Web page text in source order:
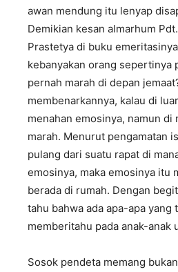
awan mendung itu lenyap
Demikian kesan almarhum
Prastetya di buku
kebanyakan orang sepertinya
pernah marah di depan
membenarkannya, kalau di
menahan emosinya, namun
marah. Menurut pengamatan
pulang dari suatu rapat di
emosinya, maka emosinya itu
berada di rumah. Dengan
tahu bahwa ada apa-apa yang
memberitahu pada anak-anak
Sosok pendeta memang